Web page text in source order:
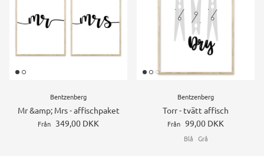
Bentzenberg
Mr &amp; Mrs - affischpaket
Från 349,00 DKK
Bentzenberg
Torr - tvätt affisch
Från 99,00 DKK
Blå Grå